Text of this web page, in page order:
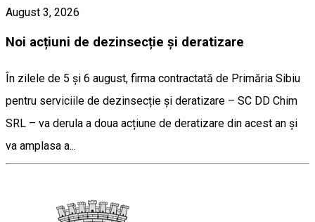
August 3, 2026
Noi acțiuni de dezinsecție și deratizare
În zilele de 5 și 6 august, firma contractată de Primăria Sibiu
pentru serviciile de dezinsecție și deratizare – SC DD Chim
SRL – va derula a doua acțiune de deratizare din acest an și
va amplasa a...